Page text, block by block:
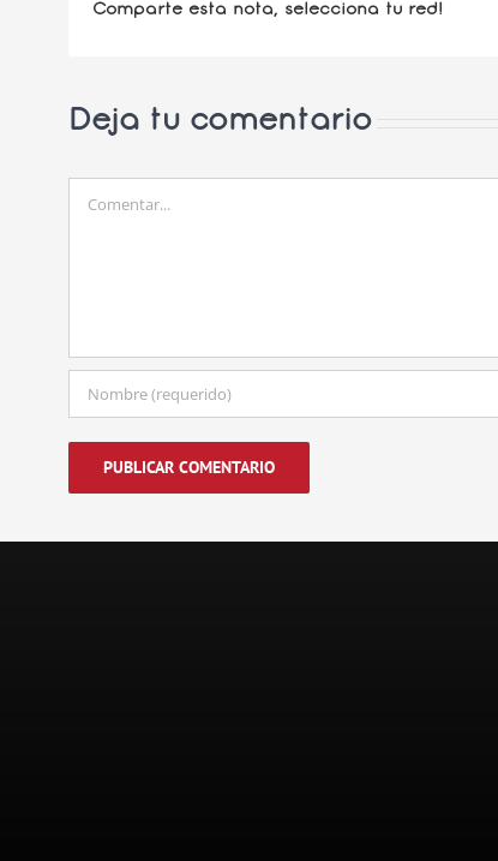
Comparte esta nota, selecciona tu red!
Deja tu comentario